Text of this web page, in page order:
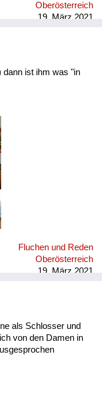
Oberösterreich
19. März 2021
ist ihm was "in
Fluchen und Reden
Oberösterreich
19. März 2021
als Schlosser und
von den Damen in